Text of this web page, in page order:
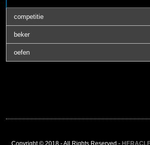
competitie
beker
oefen
Copyright © 2018 - All Rights Reserved -